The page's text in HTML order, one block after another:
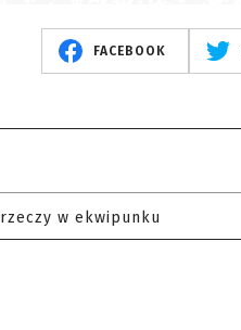
FACEBOOK
rzeczy w ekwipunku